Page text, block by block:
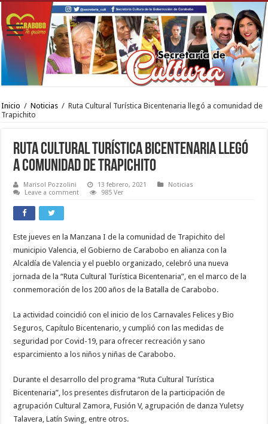
Inicio / Noticias / Ruta Cultural Turística Bicentenaria llegó a comunidad de
Trapichito
Ruta Cultural Turística Bicentenaria llegó
a comunidad de Trapichito
Marisol Pozzolini 13 febrero, 2021
Noticias
Leave a comment
985 Ver
Este jueves en la Manzana I de la comunidad de Trapichito del
municipio Valencia, el Gobierno de Carabobo en alianza con la
Alcaldía de Valencia y el pueblo organizado, celebró una nueva
jornada de la “Ruta Cultural Turística Bicentenaria”, en el marco de la
conmemoración de los 200 años de la Batalla de Carabobo.
La actividad coincidió con el inicio de los Carnavales Felices y Bio
Seguros, Capítulo Bicentenario, y cumplió con las medidas de
seguridad por Covid-19, para ofrecer recreación y sano
esparcimiento a los niños y niñas de Carabobo.
Durante el desarrollo del programa “Ruta Cultural Turística
Bicentenaria”, los presentes disfrutaron de la participación de
agrupación Cultural Zamora, Fusión V, agrupación de danza Yuletsy
Talavera, Latín Swing, entre otros.